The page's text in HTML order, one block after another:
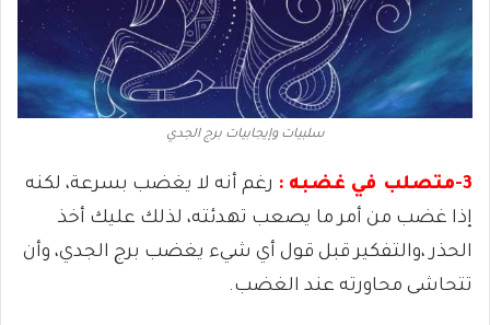
سلبيات وإيجابيات برج الجدي
3-متصلب في غضبه :
رغم أنه لا يغضب بسرعة، لكنه
إذا غضب من أمر ما يصعب تهدئته، لذلك عليك أخذ
الحذر ،والتفكير قبل قول أي شيء يغضب برج الجدي، وأن
تتحاشى محاورته عند الغضب.